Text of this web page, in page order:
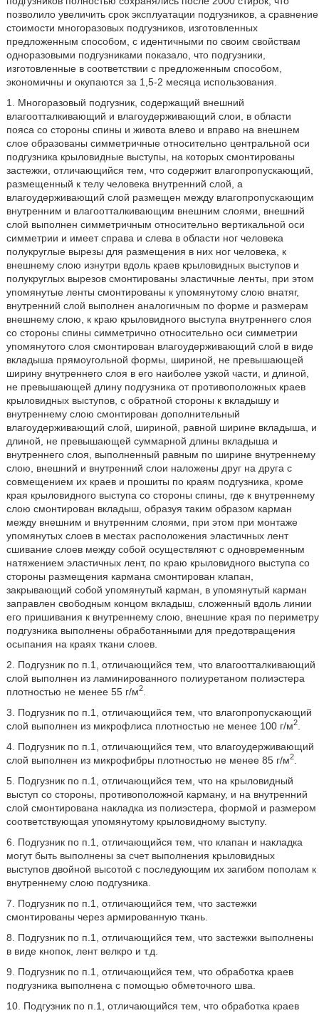
позволило увеличить срок эксплуатации подгузников, а сравнение
стоимости многоразовых подгузников, изготовленных
предложенным способом, с идентичными по своим свойствам
одноразовыми подгузниками показало, что подгузники,
изготовленные в соответствии с предложенным способом,
экономичны и окупаются за 1,5-2 месяца использования.
1. Многоразовый подгузник, содержащий внешний
влагоотталкивающий и влагоудерживающий слои, в области
пояса со стороны спины и живота влево и вправо на внешнем
слое образованы симметричные относительно центральной оси
подгузника крыловидные выступы, на которых смонтированы
застежки, отличающийся тем, что содержит влагопропускающий,
размещенный к телу человека внутренний слой, а
влагоудерживающий слой размещен между влагопропускающим
внутренним и влагоотталкивающим внешним слоями, внешний
слой выполнен симметричным относительно вертикальной оси
симметрии и имеет справа и слева в области ног человека
полукруглые вырезы для размещения в них ног человека, к
внешнему слою изнутри вдоль краев крыловидных выступов и
полукруглых вырезов смонтированы эластичные ленты, при этом
упомянутые ленты смонтированы к упомянутому слою внатяг,
внутренний слой выполнен аналогичным по форме и размерам
внешнему слою, к краю крыловидного выступа внутреннего слоя
со стороны спины симметрично относительно оси симметрии
упомянутого слоя смонтирован влагоудерживающий слой в виде
вкладыша прямоугольной формы, шириной, не превышающей
ширину внутреннего слоя в его наиболее узкой части, и длиной,
не превышающей длину подгузника от противоположных краев
крыловидных выступов, с обратной стороны к вкладышу и
внутреннему слою смонтирован дополнительный
влагоудерживающий слой, шириной, равной ширине вкладыша, и
длиной, не превышающей суммарной длины вкладыша и
внутреннего слоя, выполненный равным по ширине внутреннему
слою, внешний и внутренний слои наложены друг на друга с
совмещением их краев и прошиты по краям подгузника, кроме
края крыловидного выступа со стороны спины, где к внутреннему
слою смонтирован вкладыш, образуя таким образом карман
между внешним и внутренним слоями, при этом при монтаже
упомянутых слоев в местах расположения эластичных лент
сшивание слоев между собой осуществляют с одновременным
натяжением эластичных лент, по краю крыловидного выступа со
стороны размещения кармана смонтирован клапан,
закрывающий собой упомянутый карман, в упомянутый карман
заправлен свободным концом вкладыш, сложенный вдоль линии
его пришивания к внутреннему слою, внешние края по периметру
подгузника выполнены обработанными для предотвращения
осыпания на краях ткани слоев.
2. Подгузник по п.1, отличающийся тем, что влагоотталкивающий
слой выполнен из ламинированного полиуретаном полиэстера
плотностью не менее 55 г/м2.
3. Подгузник по п.1, отличающийся тем, что влагопропускающий
слой выполнен из микрофлиса плотностью не менее 100 г/м2.
4. Подгузник по п.1, отличающийся тем, что влагоудерживающий
слой выполнен из микрофибры плотностью не менее 85 г/м2.
5. Подгузник по п.1, отличающийся тем, что на крыловидный
выступ со стороны, противоположной карману, и на внутренний
слой смонтирована накладка из полиэстера, формой и размером
соответствующая упомянутому крыловидному выступу.
6. Подгузник по п.1, отличающийся тем, что клапан и накладка
могут быть выполнены за счет выполнения крыловидных
выступов двойной высотой с последующим их загибом пополам к
внутреннему слою подгузника.
7. Подгузник по п.1, отличающийся тем, что застежки
смонтированы через армированную ткань.
8. Подгузник по п.1, отличающийся тем, что застежки выполнены
в виде кнопок, лент велкро и т.д.
9. Подгузник по п.1, отличающийся тем, что обработка краев
подгузника выполнена с помощью обметочного шва.
10. Подгузник по п.1, отличающийся тем, что обработка краев